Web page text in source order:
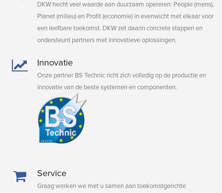
DKW hecht veel waarde aan duurzaam opereren: People (mens),
Planet (milieu) en Profit (economie) in evenwicht met elkaar voor
een leefbare toekomst. DKW zet daarin concrete stappen en
ondersteunt partners met innovatieve oplossingen.
Innovatie
Onze partner BS Technic richt zich volledig op de productie en
innovatie van de beste systemen en componenten.
Service
Graag werken we met u samen aan toekomstgerichte